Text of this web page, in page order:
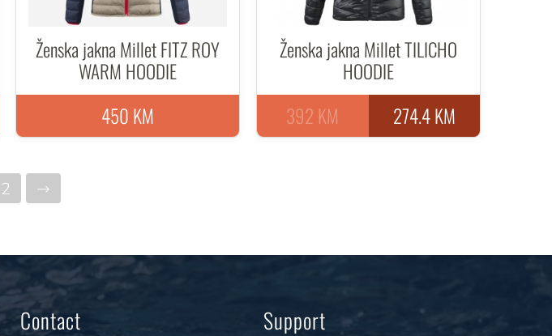
Ženska jakna Millet FITZ ROY
WARM HOODIE
450 KM
Ženska jakna Millet TILICHO
HOODIE
274.4 KM
392 KM
2 →
Contact Support